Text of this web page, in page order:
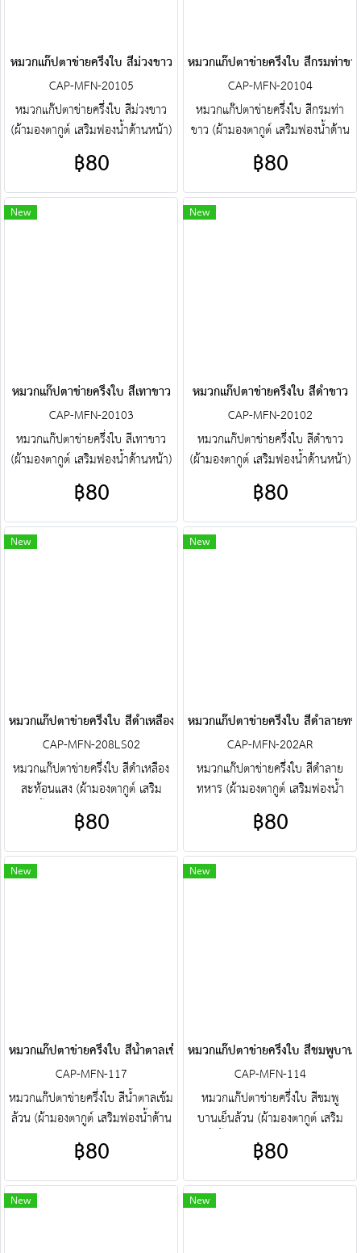
หมวกแก๊ปตาข่ายครึ่งใบ สีม่วงขาว
CAP-MFN-20105
หมวกแก๊ปตาข่ายครึ่งใบ สีม่วงขาว
(ผ้ามองตากูต์ เสริมฟองน้ำด้านหน้า)
ศูนย์รวม หมวกแก๊ปตาข่ายครึ่งใบ
คุณภาพราคาโรงงาน ขายราคาปลีก
ส่งโบ๊เบ๊ หมวกแก๊ปตาข่ายครึ่งใบ
หมวกแก๊ปตาข่ายครึ่งใบสำเร็จรูป สั่ง
฿80
หมวกแก๊ปตาข่ายครึ่งใบ สีกรมท่าขา
CAP-MFN-20104
หมวกแก๊ปตาข่ายครึ่งใบ สีกรมท่า
ขาว (ผ้ามองตากูต์ เสริมฟองน้ำด้าน
หน้า) ศูนย์รวม หมวกแก๊ปตาข่ายครึ่ง
ใบ คุณภาพราคาโรงงาน ขายราคา
ปลีกส่งโบ๊เบ๊ หมวกแก๊ปตาข่ายครึ่งใบ
หมวกแก๊ปตาข่ายครึ่งใบสำเร็จรูป สั่ง
฿80
New
หมวกแก๊ปตาข่ายครึ่งใบ สีเทาขาว
CAP-MFN-20103
หมวกแก๊ปตาข่ายครึ่งใบ สีเทาขาว
(ผ้ามองตากูต์ เสริมฟองน้ำด้านหน้า)
ศูนย์รวม หมวกแก๊ปตาข่ายครึ่งใบ
คุณภาพราคาโรงงาน ขายราคาปลีก
ส่งโบ๊เบ๊ หมวกแก๊ปตาข่ายครึ่งใบ
หมวกแก๊ปตาข่ายครึ่งใบสำเร็จรูป สั่ง
฿80
New
หมวกแก๊ปตาข่ายครึ่งใบ สีดำขาว
CAP-MFN-20102
หมวกแก๊ปตาข่ายครึ่งใบ สีดำขาว
(ผ้ามองตากูต์ เสริมฟองน้ำด้านหน้า)
ศูนย์รวม หมวกแก๊ปตาข่ายครึ่งใบ
คุณภาพราคาโรงงาน ขายราคาปลีก
ส่งโบ๊เบ๊ หมวกแก๊ปตาข่ายครึ่งใบ
หมวกแก๊ปตาข่ายครึ่งใบสำเร็จรูป สั่ง
฿80
New
หมวกแก๊ปตาข่ายครึ่งใบ สีดำเหลืองสะท้อนแสง
CAP-MFN-208LS02
หมวกแก๊ปตาข่ายครึ่งใบ สีดำเหลือง
สะท้อนแสง (ผ้ามองตากูต์ เสริม
ฟองน้ำด้านหน้า) ศูนย์รวม หมวก
แก๊ปตาข่ายครึ่งใบ คุณภาพราคา
โรงงาน ขายราคาปลีกส่งโบ๊เบ๊ หมวก
แก๊ปตาข่ายครึ่งใบ หมวกแก๊ปตาข่าย
฿80
New
หมวกแก๊ปตาข่ายครึ่งใบ สีดำลายทห
CAP-MFN-202AR
หมวกแก๊ปตาข่ายครึ่งใบ สีดำลาย
ทหาร (ผ้ามองตากูต์ เสริมฟองน้ำ
ด้านหน้า) ศูนย์รวม หมวกแก๊ป
ตาข่ายครึ่งใบ คุณภาพราคาโรงงาน
ขายราคาปลีกส่งโบ๊เบ๊ หมวกแก๊ป
ตาข่ายครึ่งใบ หมวกแก๊ปตาข่ายครึ่ง
฿80
New
หมวกแก๊ปตาข่ายครึ่งใบ สีน้ำตาลเข้มล้วน
CAP-MFN-117
หมวกแก๊ปตาข่ายครึ่งใบ สีน้ำตาลเข้ม
ล้วน (ผ้ามองตากูต์ เสริมฟองน้ำด้าน
หน้า) ศูนย์รวม หมวกแก๊ปตาข่ายครึ่ง
ใบ คุณภาพราคาโรงงาน ขายราคา
ปลีกส่งโบ๊เบ๊ หมวกแก๊ปตาข่ายครึ่ง
ใบ หมวกแก๊ปตาข่ายครึ่งใบ
฿80
New
หมวกแก๊ปตาข่ายครึ่งใบ สีชมพูบาน
CAP-MFN-114
หมวกแก๊ปตาข่ายครึ่งใบ สีชมพู
บานเย็นล้วน (ผ้ามองตากูต์ เสริม
ฟองน้ำด้านหน้า) ศูนย์รวม หมวก
แก๊ปตาข่ายครึ่งใบ คุณภาพราคา
โรงงาน ขายราคาปลีกส่งโบ๊เบ๊ หมวก
แก๊ปตาข่ายครึ่งใบ หมวกแก๊ปตาข่าย
฿80
New New